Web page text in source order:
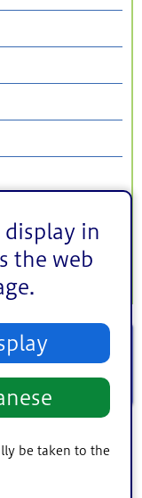
display in
the web
be taken to the